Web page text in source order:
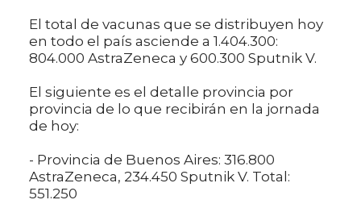
El total de vacunas que se distribuyen hoy
en todo el país asciende a 1.404.300:
804.000 AstraZeneca y 600.300 Sputnik V.
El siguiente es el detalle provincia por
provincia de lo que recibirán en la jornada
de hoy:
- Provincia de Buenos Aires: 316.800
AstraZeneca, 234.450 Sputnik V. Total:
551.250